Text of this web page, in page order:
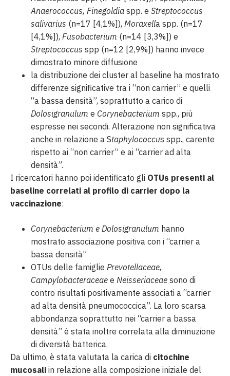
Anaerococcus, Finegoldia spp. e Streptococcus
salivarius (n=17 [4,1%]), Moraxella spp. (n=17
[4,1%]), Fusobacterium (n=14 [3,3%]) e
Streptococcus spp (n=12 [2,9%]) hanno invece
dimostrato minore diffusione
la distribuzione dei cluster al baseline ha mostrato
differenze significative tra i “non carrier” e quelli
“a bassa densità”, soprattutto a carico di
Dolosigranulum e Corynebacterium spp., più
espresse nei secondi. Alterazione non significativa
anche in relazione a Staphylococcus spp., carente
rispetto ai “non carrier” e ai “carrier ad alta
densità”.
I ricercatori hanno poi identificato gli OTUs presenti al
baseline correlati al profilo di carrier dopo la
vaccinazione:
Corynebacterium e Dolosigranulum hanno
mostrato associazione positiva con i “carrier a
bassa densità”
OTUs delle famiglie Prevotellaceae,
Campylobacteraceae e Neisseriaceae sono di
contro risultati positivamente associati a “carrier
ad alta densità pneumococcica”. La loro scarsa
abbondanza soprattutto nei “carrier a bassa
densità” è stata inoltre correlata alla diminuzione
di diversità batterica.
Da ultimo, è stata valutata la carica di citochine
mucosali in relazione alla composizione iniziale del